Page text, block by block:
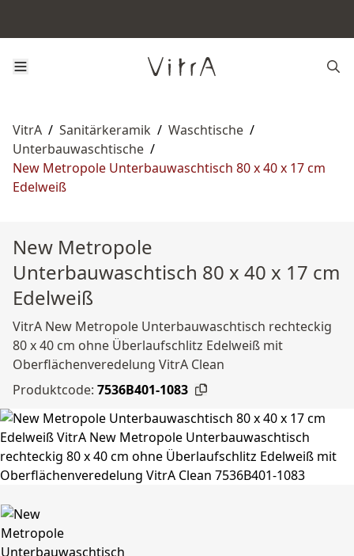
VitrA / Sanitärkeramik / Waschtische /
Unterbauwaschtische /
New Metropole Unterbauwaschtisch 80 x 40 x 17 cm
Edelweiß
New Metropole
Unterbauwaschtisch 80 x 40 x 17 cm
Edelweiß
VitrA New Metropole Unterbauwaschtisch rechteckig
80 x 40 cm ohne Überlaufschlitz Edelweiß mit
Oberflächenveredelung VitrA Clean
Produktcode: 7536B401-1083